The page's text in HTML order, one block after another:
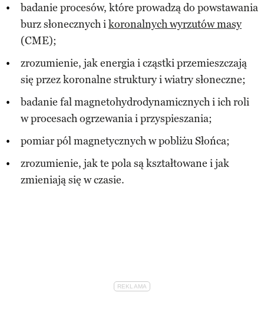
badanie procesów, które prowadzą do powstawania
burz słonecznych ikoronalnych wyrzutów masy
(CME);
zrozumienie, jak energia i cząstki przemieszczają
się przez koronalne struktury i wiatry słoneczne;
badanie fal magnetohydrodynamicznych i ich roli
w procesach ogrzewania i przyspieszania;
pomiar pól magnetycznych w pobliżu Słońca;
zrozumienie, jak te pola są kształtowane i jak
zmieniają się w czasie.